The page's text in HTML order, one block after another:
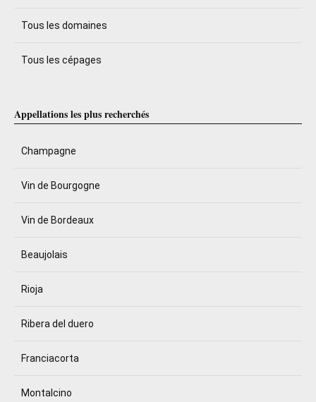
Tous les domaines
Tous les cépages
Appellations les plus recherchés
Champagne
Vin de Bourgogne
Vin de Bordeaux
Beaujolais
Rioja
Ribera del duero
Franciacorta
Montalcino